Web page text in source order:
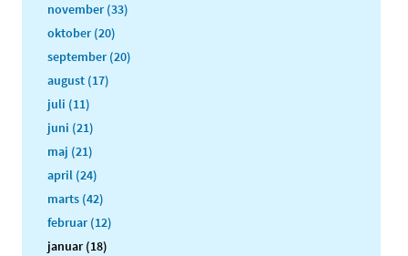
november (33)
oktober (20)
september (20)
august (17)
juli (11)
juni (21)
maj (21)
april (24)
marts (42)
februar (12)
januar (18)